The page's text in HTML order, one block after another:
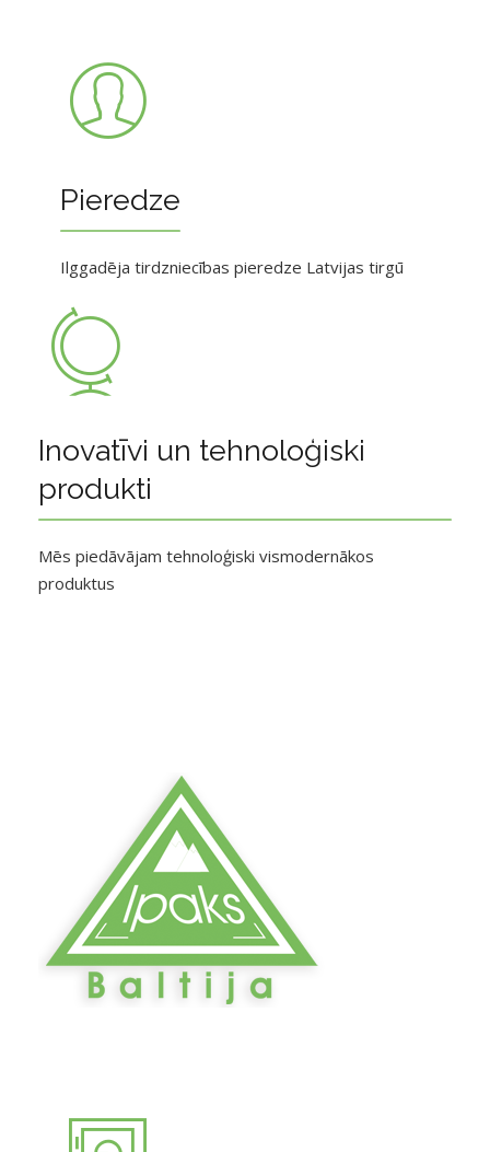
Pieredze
Ilggadēja tirdzniecības pieredze Latvijas tirgū
Inovatīvi un tehnoloģiski
produkti
Mēs piedāvājam tehnoloģiski vismodernākos
produktus